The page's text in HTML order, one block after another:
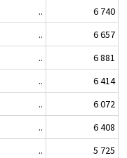
..
6 740
..
6 657
..
6 881
..
6 414
..
6 072
..
6 408
..
5 725